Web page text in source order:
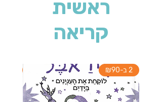
ראשית
קריאה
2 ב-₪90